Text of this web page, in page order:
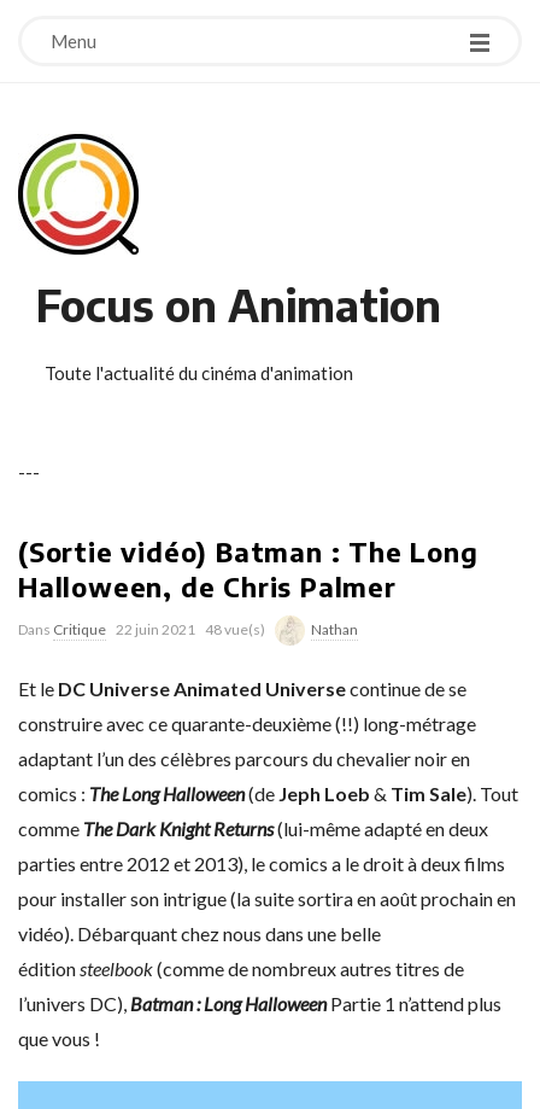
Menu
Focus on Animation
Toute l'actualité du cinéma d'animation
---
(Sortie vidéo) Batman : The Long
Halloween, de Chris Palmer
Dans Critique 22 juin 2021 48 vue(s) Nathan
Et le DC Universe Animated Universecontinue de se
construire avec ce quarante-deuxième (!!) long-métrage
adaptant l’un des célèbres parcours du chevalier noir en
comics : The Long Halloween(de Jeph Loeb & Tim Sale). Tout
comme The Dark Knight Returns(lui-même adapté en deux
parties entre 2012 et 2013), le comics a le droit à deux films
pour installer son intrigue (la suite sortira en août prochain en
vidéo). Débarquant chez nous dans une belle
éditionsteelbook(comme de nombreux autres titres de
l’univers DC), Batman : Long HalloweenPartie 1 n’attend plus
que vous !